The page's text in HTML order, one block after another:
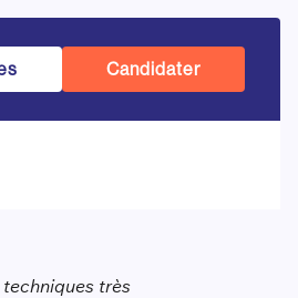
Candidater
très